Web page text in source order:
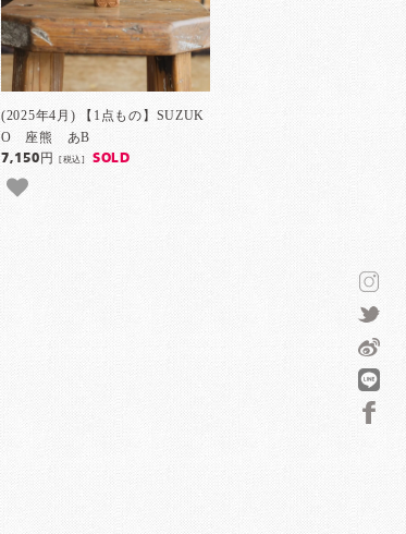
(2025年4月) 【1点もの】SUZUK
O 座熊 あB
7,150円[税込] SOLD